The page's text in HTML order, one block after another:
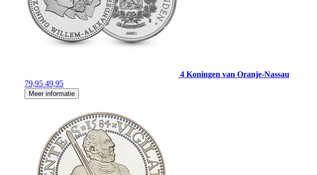
4 Koningen van Oranje-Nassau
79,95 49,95
Meer informatie